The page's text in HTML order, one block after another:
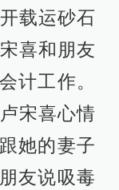
载运砂石
喜和朋友
计工作。
宋喜心情
她的妻子
友说吸毒